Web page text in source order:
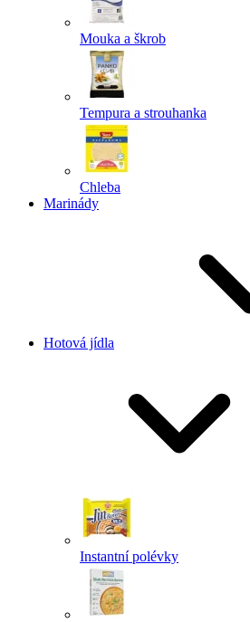
Mouka a škrob
Tempura a strouhanka
Chleba
Marinády
Hotová jídla
Instantní polévky